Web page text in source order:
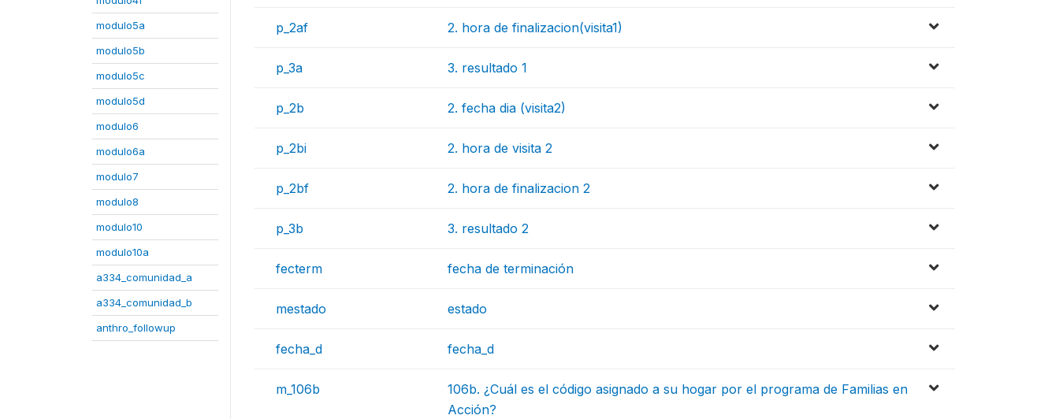
modulo5a
modulo5b
modulo5c
modulo5d
modulo6
modulo6a
modulo7
modulo8
modulo10
modulo10a
a334_comunidad_a
a334_comunidad_b
anthro_followup
p_2af 2. hora de finalizacion(visita1)
p_3a 3. resultado 1
p_2b 2. fecha dia (visita2)
p_2bi 2. hora de visita 2
p_2bf 2. hora de finalizacion 2
p_3b 3. resultado 2
fecterm fecha de terminación
mestado estado
fecha_d fecha_d
m_106b
106b. ¿Cuál es el código asignado a su hogar por el programa de Familias en
Acción?